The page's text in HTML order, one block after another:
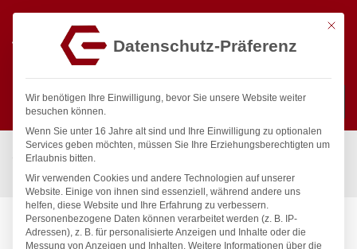
Suchen
Start / Gastronomiebedarf & Gastro Geräte für Profis
Präsentation
Geschirr Platte, oval, HENDI, 280x180mm
Mit
Datenschutz-Präferenz
Wir benötigen Ihre Einwilligung, bevor Sie unsere Website weiter
besuchen können.
Wenn Sie unter 16 Jahre alt sind und Ihre Einwilligung zu optionalen
Services geben möchten, müssen Sie Ihre Erziehungsberechtigten um
Erlaubnis bitten.
Wir verwenden Cookies und andere Technologien auf unserer
Website. Einige von ihnen sind essenziell, während andere uns
helfen, diese Website und Ihre Erfahrung zu verbessern.
Personenbezogene Daten können verarbeitet werden (z. B. IP-
Adressen), z. B. für personalisierte Anzeigen und Inhalte oder die
Messung von Anzeigen und Inhalten. Weitere Informationen über die